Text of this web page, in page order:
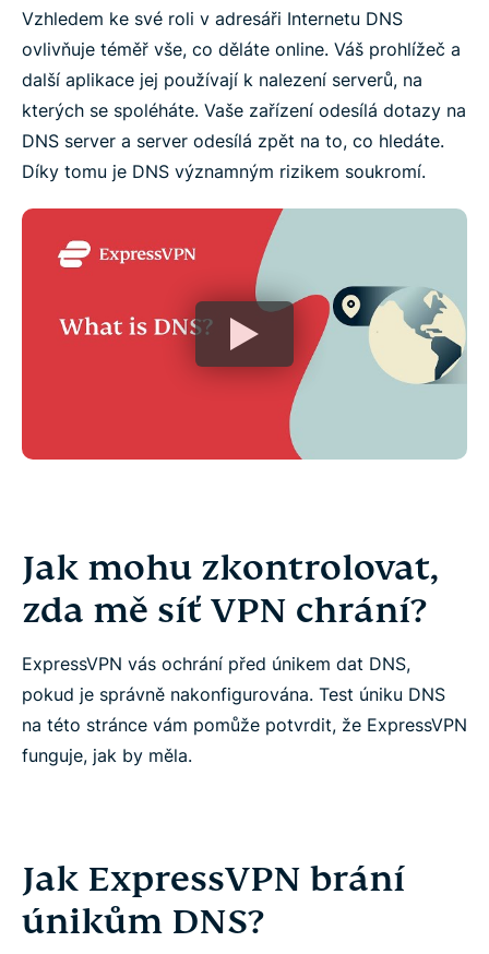
Vzhledem ke své roli v adresáři Internetu DNS
ovlivňuje téměř vše, co děláte online. Váš prohlížeč a
další aplikace jej používají k nalezení serverů, na
kterých se spoléháte. Vaše zařízení odesílá dotazy na
DNS server a server odesílá zpět na to, co hledáte.
Díky tomu je DNS významným rizikem soukromí.
Jak mohu zkontrolovat,
zda mě síť VPN chrání?
ExpressVPN vás ochrání před únikem dat DNS,
pokud je správně nakonfigurována. Test úniku DNS
na této stránce vám pomůže potvrdit, že ExpressVPN
funguje, jak by měla.
Jak ExpressVPN brání
únikům DNS?